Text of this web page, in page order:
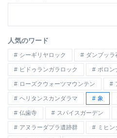
人気のワード
シーギリヤロック ダンブッラ
ピドゥランガラロック ポロン
ローズクウォーツマウンテン
ヘリタンスカンダラマ 象
仏歯寺 スパイスガーデン
アヌラーダプラ遺跡群 ミヒン